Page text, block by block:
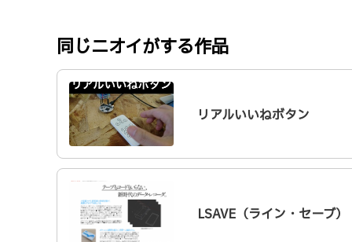
同じニオイがする作品
リアルいいねボタン
LSAVE（ライン・セーブ）